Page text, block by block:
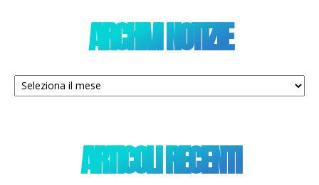
ARCHIVI NOTIZIE
Archivi
notizie
ARTICOLI RECENTI